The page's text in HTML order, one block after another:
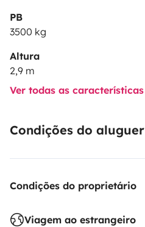
PB
3500 kg
Altura
2,9 m
Ver todas as características
Condições do aluguer
Condições do proprietário
Viagem ao estrangeiro